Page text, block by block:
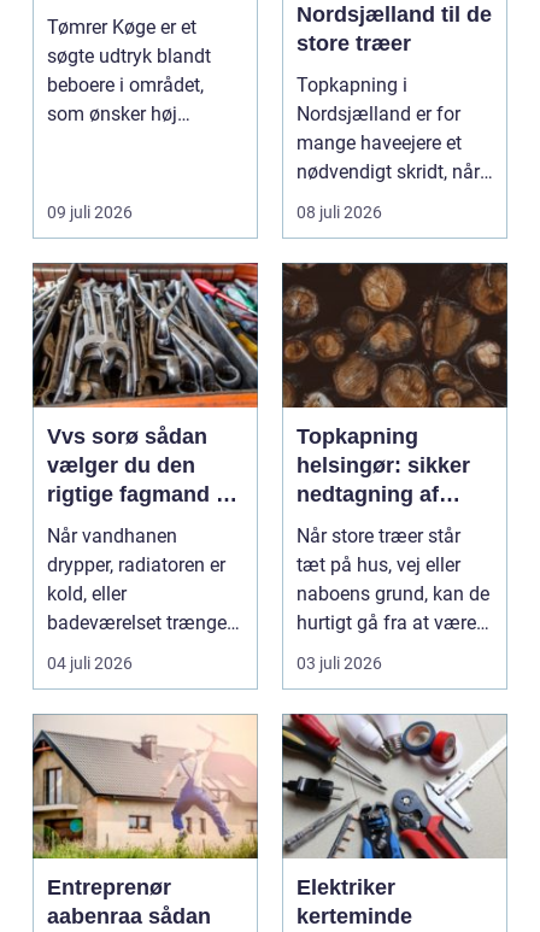
Tømrer Køge er et
søgte udtryk blandt
beboere i området,
som ønsker høj
09 juli 2026
Nordsjælland til de
store træer
Topkapning i
Nordsjælland er for
mange haveejere et
nødvendigt skridt, når
store ...
08 juli 2026
Vvs sorø sådan
vælger du den
rigtige fagmand til
vand, varme og
energi
Når vandhanen
drypper, radiatoren er
kold, eller
badeværelset trænger
til en gennemgribende
renoveri...
04 juli 2026
Topkapning
helsingør: sikker
nedtagning af
store og
besværlige træer
Når store træer står
tæt på hus, vej eller
naboens grund, kan de
hurtigt gå fra at være
smukke til a...
03 juli 2026
Entreprenør
aabenraa sådan
Elektriker
kerteminde